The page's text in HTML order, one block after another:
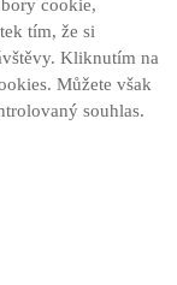
cookie,
tím, že si
Kliknutím na
Můžete však
souhlas.